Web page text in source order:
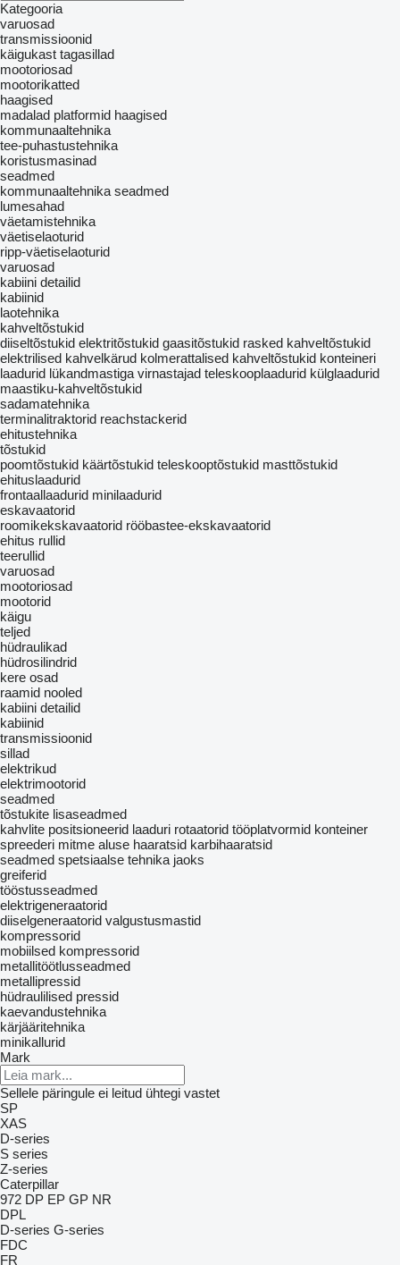
Kategooria
varuosad
transmissioonid
käigukast tagasillad
mootoriosad
mootorikatted
haagised
madalad platformid haagised
kommunaaltehnika
tee-puhastustehnika
koristusmasinad
seadmed
kommunaaltehnika seadmed
lumesahad
väetamistehnika
väetiselaoturid
ripp-väetiselaoturid
varuosad
kabiini detailid
kabiinid
laotehnika
kahveltõstukid
diiseltõstukid elektritõstukid gaasitõstukid rasked kahveltõstukid
elektrilised kahvelkärud kolmerattalised kahveltõstukid konteineri
laadurid lükandmastiga virnastajad teleskooplaadurid külglaadurid
maastiku-kahveltõstukid
sadamatehnika
terminalitraktorid reachstackerid
ehitustehnika
tõstukid
poomtõstukid käärtõstukid teleskooptõstukid masttõstukid
ehituslaadurid
frontaallaadurid minilaadurid
eskavaatorid
roomikekskavaatorid rööbastee-ekskavaatorid
ehitus rullid
teerullid
varuosad
mootoriosad
mootorid
käigu
teljed
hüdraulikad
hüdrosilindrid
kere osad
raamid nooled
kabiini detailid
kabiinid
transmissioonid
sillad
elektrikud
elektrimootorid
seadmed
tõstukite lisaseadmed
kahvlite positsioneerid laaduri rotaatorid tööplatvormid konteiner
spreederi mitme aluse haaratsid karbihaaratsid
seadmed spetsiaalse tehnika jaoks
greiferid
tööstusseadmed
elektrigeneraatorid
diiselgeneraatorid valgustusmastid
kompressorid
mobiilsed kompressorid
metallitöötlusseadmed
metallipressid
hüdraulilised pressid
kaevandustehnika
kärjääritehnika
minikallurid
Mark
Sellele päringule ei leitud ühtegi vastet
SP
XAS
D-series
S series
Z-series
Caterpillar
972 DP EP GP NR
DPL
D-series G-series
FDC
FR